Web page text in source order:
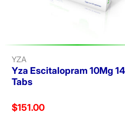
YZA
Yza Escitalopram 10Mg 14
Tabs
Precio reducido de
$151.00